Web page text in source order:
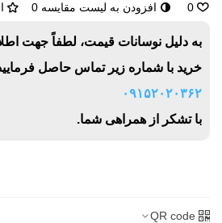
0
افزودن به لیست مقایسه 0
به دلیل نوسانات قیمت، لطفاً جهت
خرید با شماره زیر تماس حاصل
۰۹۱۵۲۰۲۰۳۶۲
با تشکر از همراهی شما.
QR code